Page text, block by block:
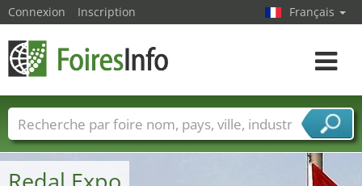
Connexion Inscription Français
Toggle
Foire noms Pays Villes
Secteurs de foire
Secteurs du fournisseur de services